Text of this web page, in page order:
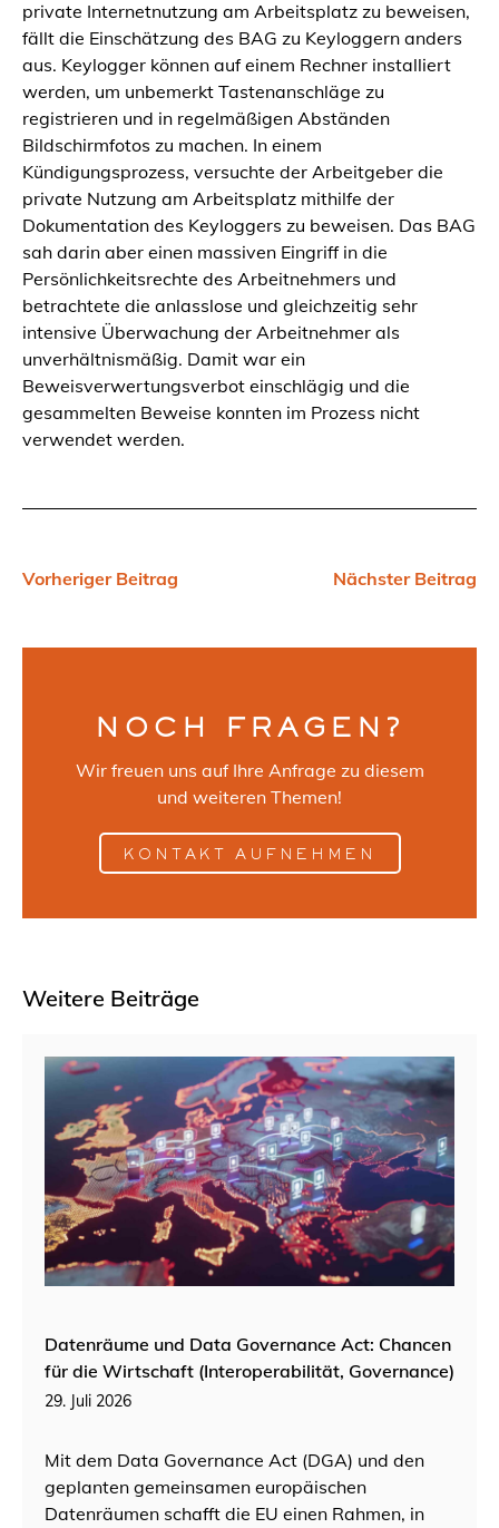
private Internetnutzung am Arbeitsplatz zu beweisen,
fällt die Einschätzung des BAG zu Keyloggern anders
aus. Keylogger können auf einem Rechner installiert
werden, um unbemerkt Tastenanschläge zu
registrieren und in regelmäßigen Abständen
Bildschirmfotos zu machen. In einem
Kündigungsprozess, versuchte der Arbeitgeber die
private Nutzung am Arbeitsplatz mithilfe der
Dokumentation des Keyloggers zu beweisen. Das BAG
sah darin aber einen massiven Eingriff in die
Persönlichkeitsrechte des Arbeitnehmers und
betrachtete die anlasslose und gleichzeitig sehr
intensive Überwachung der Arbeitnehmer als
unverhältnismäßig. Damit war ein
Beweisverwertungsverbot einschlägig und die
gesammelten Beweise konnten im Prozess nicht
verwendet werden.
Vorheriger Beitrag Nächster Beitrag
NOCH FRAGEN?
Wir freuen uns auf Ihre Anfrage zu diesem
und weiteren Themen!
KONTAKT AUFNEHMEN
Weitere Beiträge
Datenräume und Data Governance Act: Chancen
für die Wirtschaft (Interoperabilität, Governance)
29. Juli 2026
Mit dem Data Governance Act (DGA) und den
geplanten gemeinsamen europäischen
Datenräumen schafft die EU einen Rahmen, in